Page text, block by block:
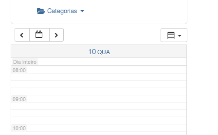
Categorias
10QUA
Dia inteiro
07:00
08:00
09:00
10:00